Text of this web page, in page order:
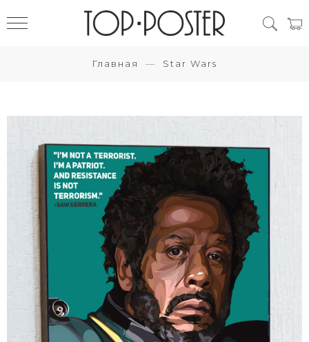
Главная Star Wars